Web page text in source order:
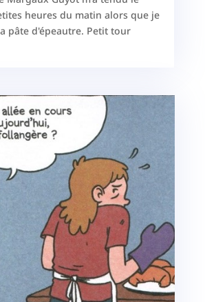
heures du matin alors que je
pâte d'épeautre. Petit tour